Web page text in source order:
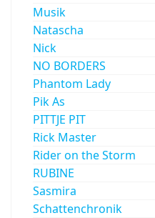
Musik
Natascha
Nick
NO BORDERS
Phantom Lady
Pik As
PITTJE PIT
Rick Master
Rider on the Storm
RUBINE
Sasmira
Schattenchronik